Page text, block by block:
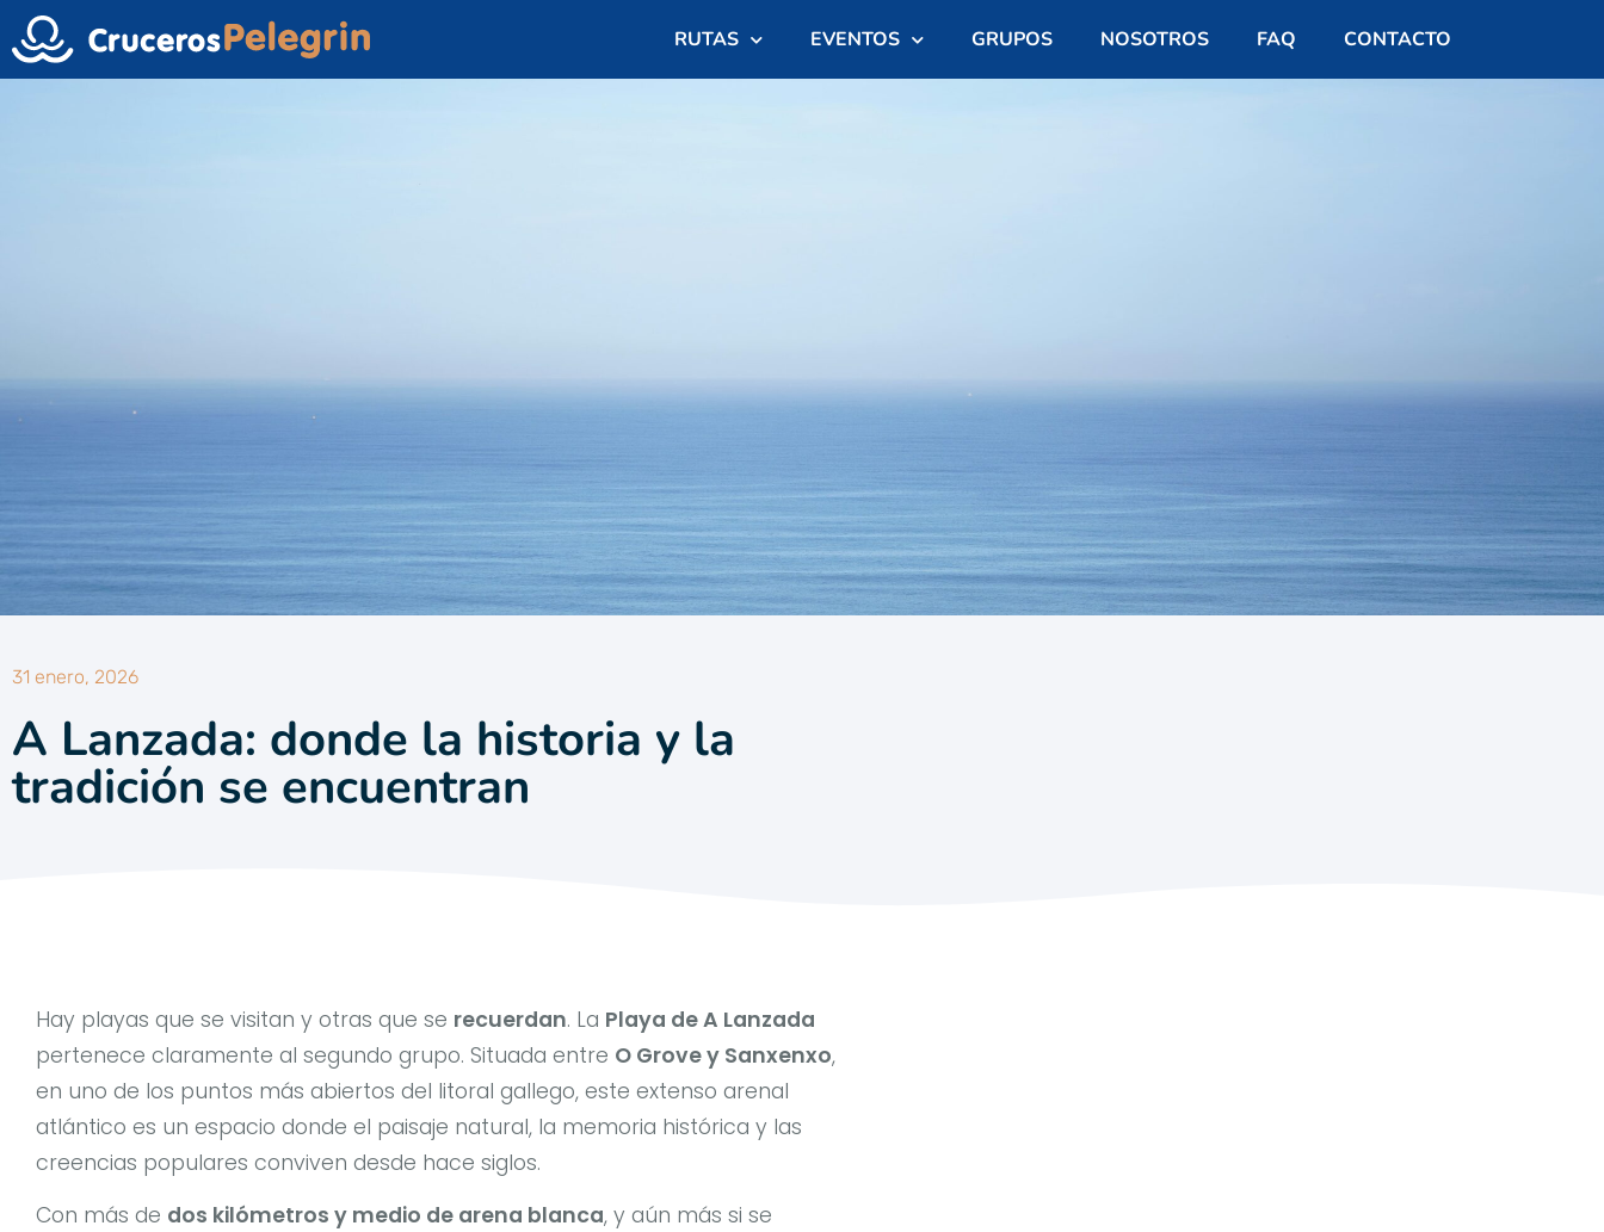
RUTAS EVENTOS GRUPOS NOSOTROS FAQ CONTACTO
31 enero, 2026
A Lanzada: donde la historia y la
tradición se encuentran
Hay playas que se visitan y otras que se recuerdan. La Playa de A Lanzada
pertenece claramente al segundo grupo. Situada entre O Grove y Sanxenxo,
en uno de los puntos más abiertos del litoral gallego, este extenso arenal
atlántico es un espacio donde el paisaje natural, la memoria histórica y las
creencias populares conviven desde hace siglos.
Con más de dos kilómetros y medio de arena blanca, y aún más si se